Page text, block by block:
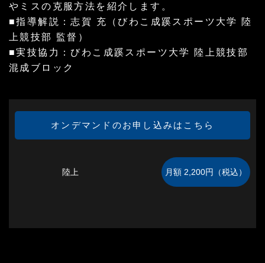
やミスの克服方法を紹介します。
■指導解説：志賀 充（びわこ成蹊スポーツ大学 陸
上競技部 監督）
■実技協力：びわこ成蹊スポーツ大学 陸上競技部
混成ブロック
オンデマンドのお申し込みはこちら
陸上